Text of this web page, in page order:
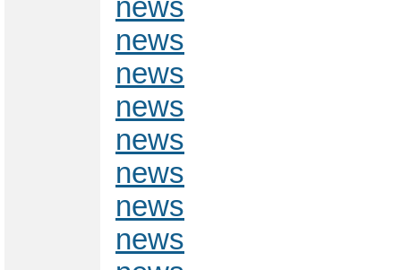
news
news
news
news
news
news
news
news